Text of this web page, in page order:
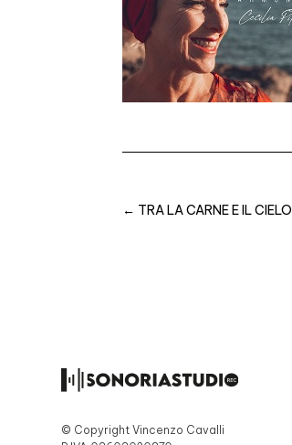
← TRA LA CARNE E IL CIELO
© Copyright Vincenzo Cavalli